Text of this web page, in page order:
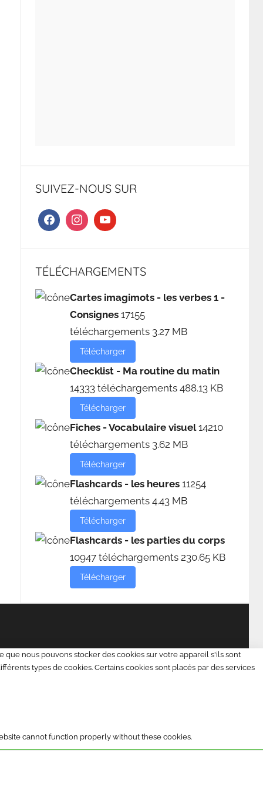
SUIVEZ-NOUS SUR
TÉLÉCHARGEMENTS
Cartes imagimots - les verbes 1 -
Consignes 17155
téléchargements 3.27 MB
Télécharger
Checklist - Ma routine du matin
14333 téléchargements 488.13 KB
Télécharger
Fiches - Vocabulaire visuel14210
téléchargements 3.62 MB
Télécharger
Flashcards - les heures 11254
téléchargements 4.43 MB
Télécharger
Flashcards - les parties du corps
10947 téléchargements 230.65 KB
Télécharger
nous pouvons stocker des cookies sur votre appareil s'ils sont
types de cookies. Certains cookies sont placés par des services
cannot function properly without these cookies.